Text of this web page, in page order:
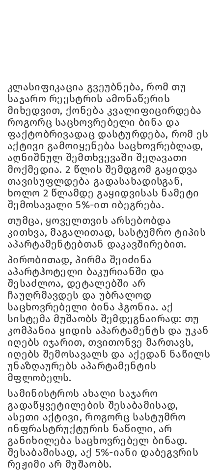
კლასიფიკაცია გვეუბნება, რომ თუ
საჯარო რეესტრის ამონაწერის
მიხედვით, ქონება კვალიფიცირდება
როგორც საცხოვრებელი ბინა და
ფაქტობრივადაც დასტურდება, რომ ეს
აქტივი გამოიყენება საცხოვრებლად,
აღნიშნულ შემთხვევაში შეღავათი
მოქმედია. 2 წლის შემდგომ გაყიდვა
თავისუფლდება გადასახადისგან,
ხოლო 2 წლამდე გაყიდვისას ნამეტი
შემოსავალი 5%-ით იბეგრება.
თუმცა, ყოველთვის არსებობდა
კითხვა, მაგალითად, სასტუმრო ტიპის
აპარტამენტებთან დაკავშირებით.
პირობითად, პირმა შეიძინა
აპარტჰოტელი ბაკურიანში და
შესაძლოა, დეტალებში არ
ჩაუღრმავდეს და უბრალოდ
საცხოვრებელი ბინა ჰგონია. აქ
სისტემა მუშაობს შემდეგნაირად: თუ
კომპანია ყიდის აპარტამენტს და უკან
იღებს იჯარით, თვითონვე მართავს,
იღებს შემოსავალს და აქედან ნაწილს
უნაზღაურებს აპარტამენტის
მფლობელს.
სამინისტროს ახალი საჯარო
გადაწყვეტილების შესაბამისად,
ასეთი აქტივი, როგორც სასტუმრო
ინფრასტრუქტურის ნაწილი, არ
განიხილება საცხოვრებელ ბინად.
შესაბამისად, აქ 5%-იანი დაბეგვრის
რეჟიმი არ მუშაობს.